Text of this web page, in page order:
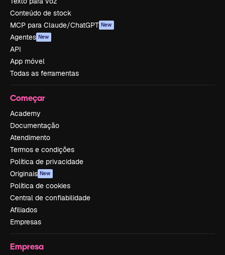
Conteúdo de stock
MCP para Claude/ChatGPT New
Agentes New
API
App móvel
Todas as ferramentas
Começar
Academy
Documentação
Atendimento
Termos e condições
Política de privacidade
Originais New
Política de cookies
Central de confiabilidade
Afiliados
Empresas
Empresa